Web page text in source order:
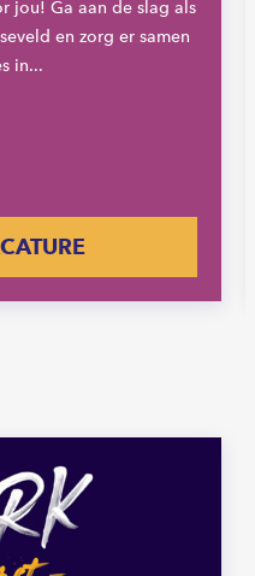
jou! Ga aan de slag als
en zorg er samen
in...